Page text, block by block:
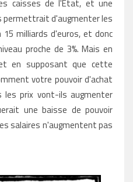
caisses de l'Etat, et une
permettrait d'augmenter les
milliards d'euros, et donc
proche de 3%. Mais en
en supposant que cette
votre pouvoir d'achat
prix vont-ils augmenter
une baisse de pouvoir
salaires n'augmentent pas